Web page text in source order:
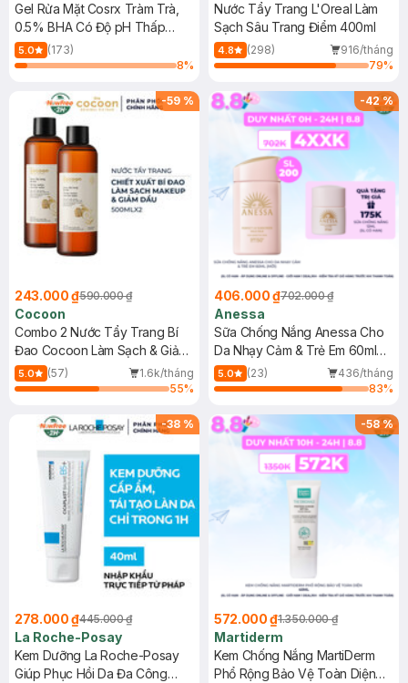
Gel Rửa Mặt Cosrx Tràm Trà,
0.5% BHA Có Độ pH Thấp
150ml
5.0
(173)
8%
Nước Tẩy Trang L'Oreal Làm
Sạch Sâu Trang Điểm 400ml
4.8 (298)
916/tháng
79%
-59 %
243.000 ₫590.000 ₫
Cocoon
Combo 2 Nước Tẩy Trang Bí
Đao Cocoon Làm Sạch & Giảm
Dầu 500ml
5.0 (57)
1.6k/tháng
55%
-42%
406.000 ₫702.000 ₫
Anessa
Sữa Chống Nắng Anessa Cho
Da Nhạy Cảm & Trẻ Em 60ml
(Mới)
5.0 (23)
436/tháng
83%
-38 %
278.000 ₫445.000 ₫
La Roche-Posay
Kem Dưỡng La Roche-Posay
Giúp Phục Hồi Da Đa Công
-58%
572.000 ₫1.350.000 ₫
Martiderm
Kem Chống Nắng MartiDerm
Phổ Rộng Bảo Vệ Toàn Diện